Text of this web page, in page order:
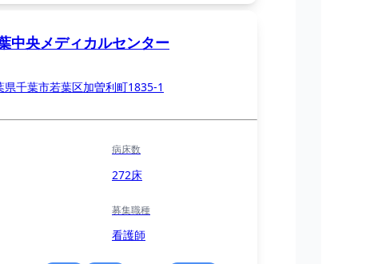
中央メディカルセンター
県千葉市若葉区加曽利町1835-1
病床数
272床
募集職種
看護師